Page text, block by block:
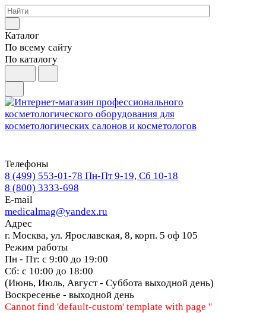
Каталог
По всему сайту
По каталогу
Телефоны
8 (499) 553-01-78 Пн-Пт 9-19, Сб 10-18
8 (800) 3333-698
E-mail
medicalmag@yandex.ru
Адрес
г. Москва, ул. Ярославская, 8, корп. 5 оф 105
Режим работы
Пн - Пт: с 9:00 до 19:00
Сб: с 10:00 до 18:00
(Июнь, Июль, Август - Суббота выходной день)
Воскресенье - выходной день
Cannot find 'default-custom' template with page ''